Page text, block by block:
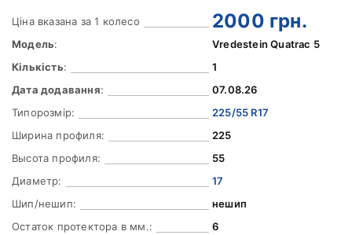
Ціна вказана за 1 колесо 2000 грн.
Модель:
Vredestein Quatrac 5
Кількість:
1
Дата додавання:
07.08.26
Типорозмір:
225/55 R17
Ширина профиля:
225
Высота профиля:
55
Диаметр:
17
Шип/нешип:
нешип
Остаток протектора в мм.:
6